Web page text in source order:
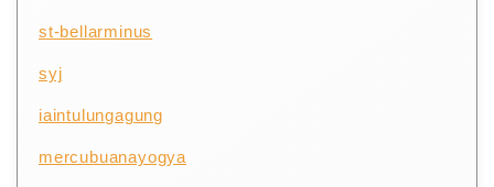
st-bellarminus
syj
iaintulungagung
mercubuanayogya